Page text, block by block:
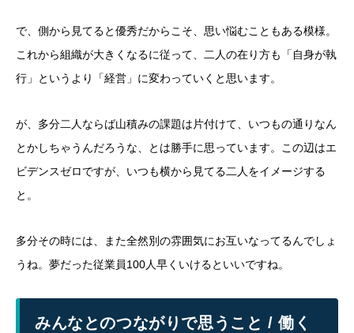
で、側から見てると優秀だからこそ、思い悩むこともある模様。
これから組織が大きくなるに従って、二人の在り方も「自身が執
行」というより「経営」に変わっていくと思います。
が、多分二人ならば山積みの課題は片付けて、いつもの通りなん
とかしちゃうんだろうな、とは勝手に思っています。この辺はエ
ビデンスゼロですが、いつも横から見てる二人をイメージする
と。
多分その時には、また全然別の雰囲気にお互いなってるんでしょ
うね。夢だった従業員100人早くいけるといいですね。
みんなとのつながりで思うこと / 働く